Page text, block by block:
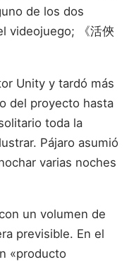
de los dos
videojuego; 《活俠
Unity y tardó más
del proyecto hasta
toda la
Pájaro asumió
varias noches
un volumen de
previsible. En el
«producto